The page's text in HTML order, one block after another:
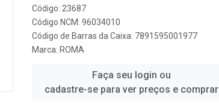
Código: 23687
Código NCM: 96034010
Código de Barras da Caixa: 7891595001977
Marca: ROMA
Faça seu login ou
cadastre-se para ver preços e comprar